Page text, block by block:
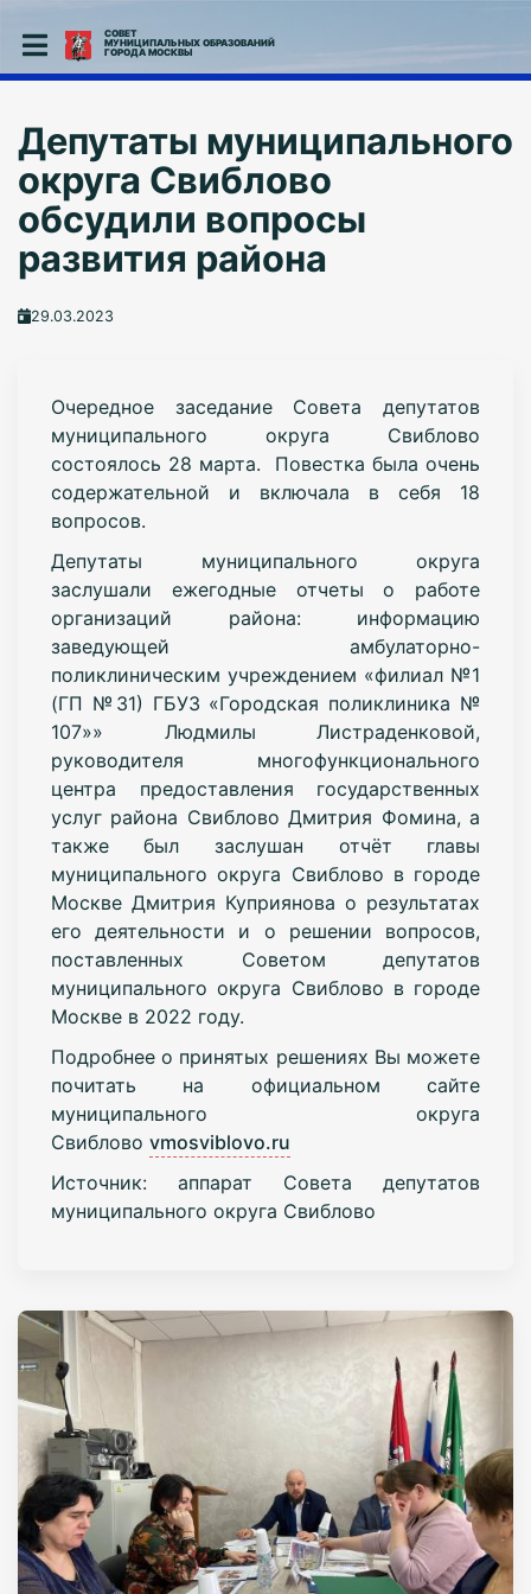
СОВЕТ
МУНИЦИПАЛЬНЫХ ОБРАЗОВАНИЙ
ГОРОДА МОСКВЫ
Депутаты муниципального
округа Свиблово
обсудили вопросы
развития района
29.03.2023
Очередное заседание Совета депутатов
муниципального округа Свиблово
состоялось 28 марта. Повестка была очень
содержательной и включала в себя 18
вопросов.
Депутаты муниципального округа
заслушали ежегодные отчеты о работе
организаций района: информацию
заведующей амбулаторно-
поликлиническим учреждением «филиал №1
(ГП №31) ГБУЗ «Городская поликлиника №
107»» Людмилы Листраденковой,
руководителя многофункционального
центра предоставления государственных
услуг района Свиблово Дмитрия Фомина, а
также был заслушан отчёт главы
муниципального округа Свиблово в городе
Москве Дмитрия Куприянова о результатах
его деятельности и о решении вопросов,
поставленных Советом депутатов
муниципального округа Свиблово в городе
Москве в 2022 году.
Подробнее о принятых решениях Вы можете
почитать на официальном сайте
муниципального округа
Свиблово vmosviblovo.ru
Источник: аппарат Совета депутатов
муниципального округа Свиблово